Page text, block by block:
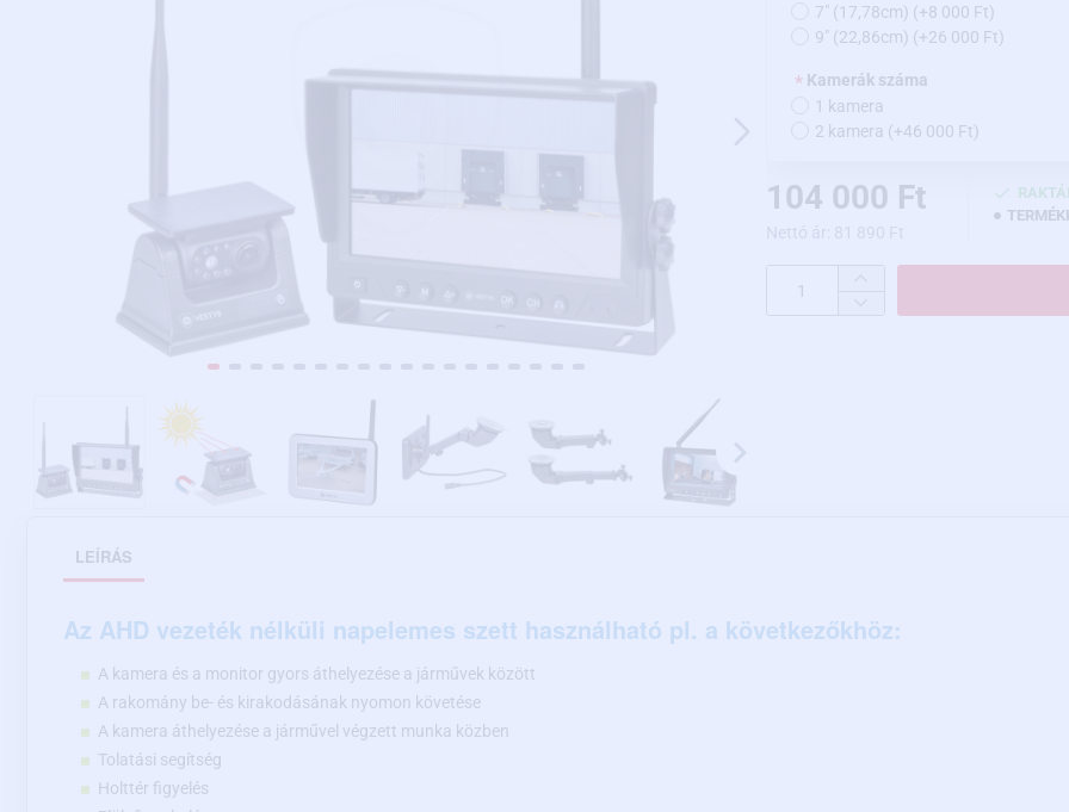
104 000 Ft
7" (17,78cm) (+8 000 Ft)
9" (22,86cm) (+26 000 Ft)
Kamerák száma
1 kamera
2 kamera (+46 000 Ft)
LEÍRÁS
Az AHD vezeték nélküli napelemes szett használható pl. a következőkhöz:
A kamera és a monitor gyors áthelyezése a járművek között
A rakomány be- és kirakodásának nyomon követése
A kamera áthelyezése a járművel végzett munka közben
Tolatási segítség
Holttér figyelés